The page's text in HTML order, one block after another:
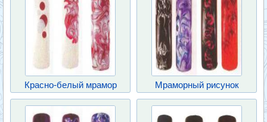
Красно-белый мрамор Мраморный рисунок